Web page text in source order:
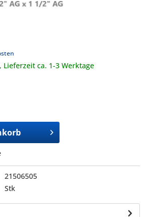
ca. 1-3 Werktage
21506505
Stk